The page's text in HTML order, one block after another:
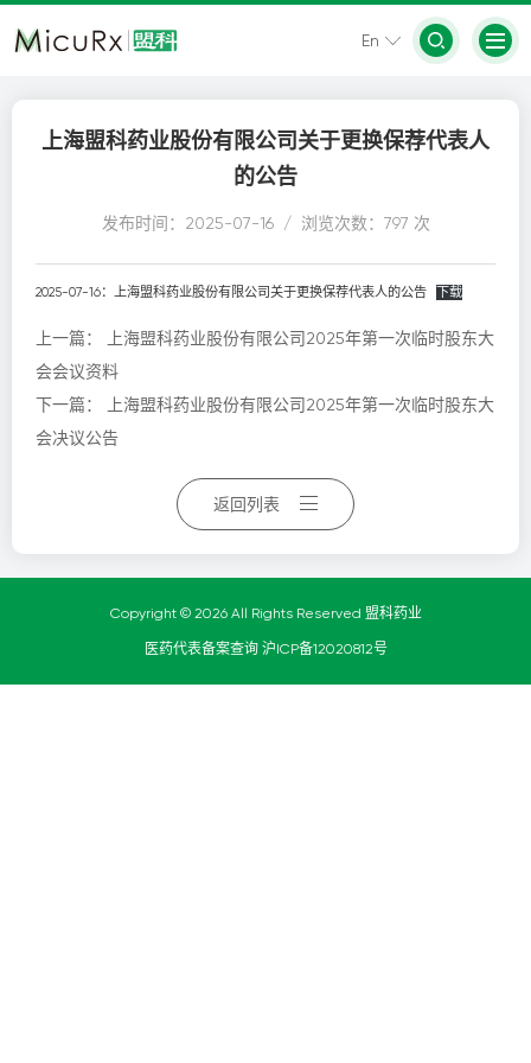
En
上海盟科药业股份有限公司关于更换保荐代表人
的公告
发布时间：2025-07-16 / 浏览次数：797 次
2025-07-16：上海盟科药业股份有限公司关于更换保荐代表人的公告 下载
上一篇：
上海盟科药业股份有限公司2025年第一次临时股东大
会会议资料
下一篇：
上海盟科药业股份有限公司2025年第一次临时股东大
会决议公告
返回列表
Copyright © 2026 All Rights Reserved 盟科药业
医药代表备案查询 沪ICP备12020812号